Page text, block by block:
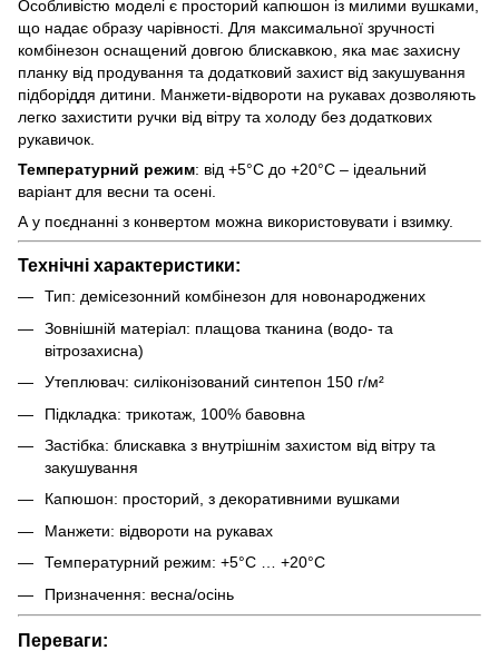
Особливістю моделі є просторий капюшон із милими вушками,
що надає образу чарівності. Для максимальної зручності
комбінезон оснащений довгою блискавкою, яка має захисну
планку від продування та додатковий захист від закушування
підборіддя дитини. Манжети-відвороти на рукавах дозволяють
легко захистити ручки від вітру та холоду без додаткових
рукавичок.
Температурний режим: від +5°C до +20°C – ідеальний
варіант для весни та осені.
А у поєднанні з конвертом можна використовувати і взимку.
Технічні характеристики:
Тип: демісезонний комбінезон для новонароджених
Зовнішній матеріал: плащова тканина (водо- та
вітрозахисна)
Утеплювач: силіконізований синтепон 150 г/м²
Підкладка: трикотаж, 100% бавовна
Застібка: блискавка з внутрішнім захистом від вітру та
закушування
Капюшон: просторий, з декоративними вушками
Манжети: відвороти на рукавах
Температурний режим: +5°C … +20°C
Призначення: весна/осінь
Переваги: